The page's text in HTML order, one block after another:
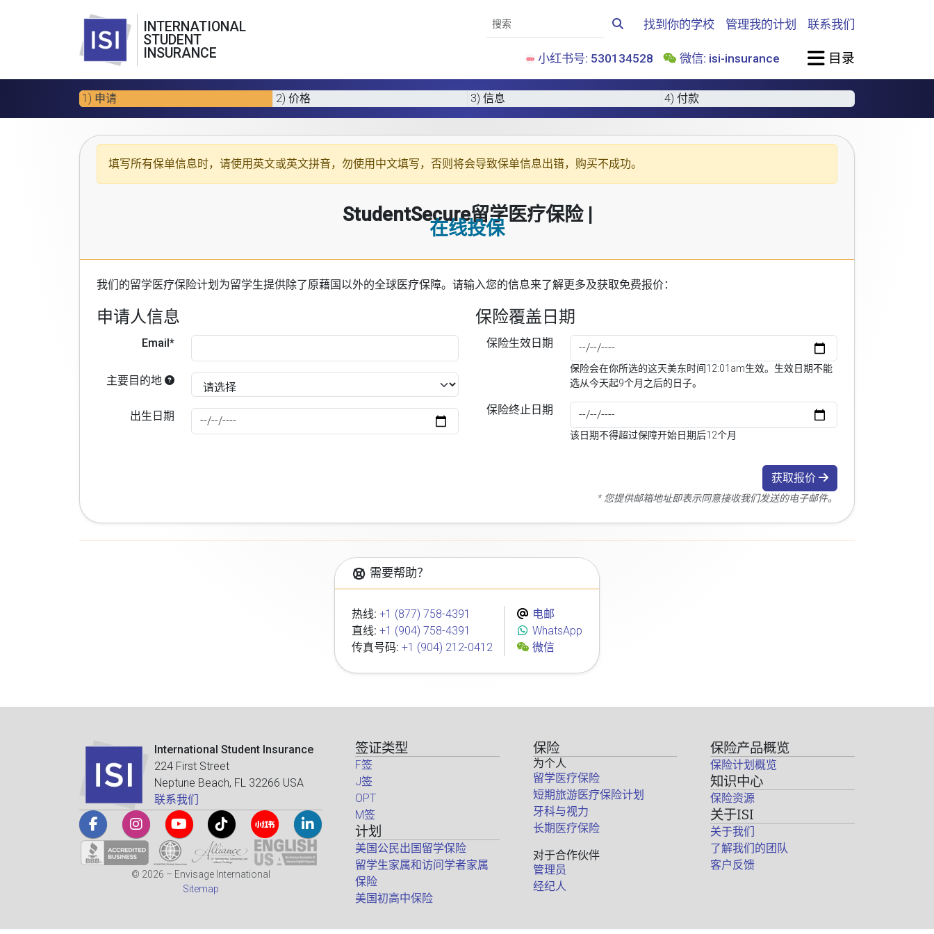
INTERNATIONAL
STUDENT
INSURANCE
找到你的学校 管理我的计划 联系我们
小红书号: 530134528 微信: isi-insurance 目录
1) 申请 2) 价格 3) 信息 4) 付款
填写所有保单信息时，请使用 英文或英文拼音，勿使用中文填写，否则将会导致保单信息出错，购买不成功。
StudentSecure留学医疗保险 |
在线投保
我们的留学医疗保险计划 为留学生提供除了原藉国以外的全球医疗保障。请输入您的信息来了解更多及获取免费报价：
申请人信息
Email*
主要目的地
出生日期
保险覆盖日期
保险生效日期
保险会在你所选的这天美东时间12:01am生效。生效日期不能
选从今天起9个月之后的日子。
保险终止日期
该日期不得超过保障开始日期后12个月
获取报价
* 您提供邮箱地址即表示同意接收我们发送的电子邮件。
需要帮助？
热线: +1 (877) 758-4391
直线: +1 (904) 758-4391
传真号码: +1 (904) 212-0412
电邮
WhatsApp
微信
International Student Insurance
224 First Street
Neptune Beach, FL 32266 USA
联系我们
© 2026 – Envisage International
Sitemap
签证类型
F签
J签
OPT
M签
计划
美国公民出国留学保险
留学生家属和访问学者家属
保险
美国初高中保险
保险
为个人
留学医疗保险
短期旅游医疗保险计划
牙科与视力
长期医疗保险
对于合作伙伴
管理员
经纪人
保险产品概览
保险计划概览
知识中心
保险资源
关于ISI
关于我们
了解我们的团队
客户反馈